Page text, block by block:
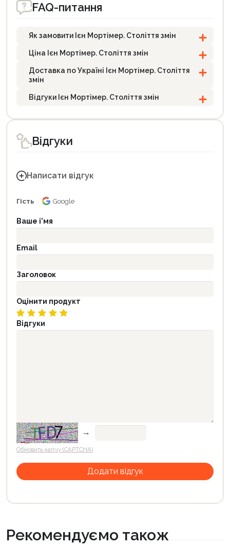
FAQ-питання
Як замовити Ієн Мортімер. Століття змін
Ціна Ієн Мортімер. Століття змін
Доставка по Україні Ієн Мортімер. Століття
змін
Відгуки Ієн Мортімер. Століття змін
Відгуки
Написати відгук
Гість Google
Ваше і'мя
Email
Заголовок
Оцінити продукт
Відгуки
→
Обновить капчу (CAPTCHA)
Рекомендуємо також